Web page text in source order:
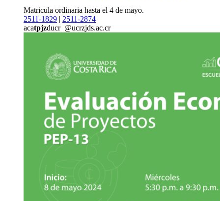
Matricula ordinaria hasta el 4 de mayo.
2511-1829 | 2511-2874
acatpjzducr @ucrzjds.ac.cr